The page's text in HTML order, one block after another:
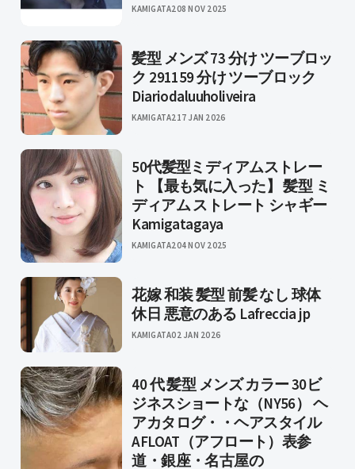
KAMIGATA208 NOV 2025
髪型 メンズ 73 分け ツーブロッ
ク 291159 分け ツーブロック
Diariodaluuholiveira
KAMIGATA217 JAN 2026
50代髪型ミディアムストレー
ト 【最も気に入った】 髪型 ミ
ディアム ストレート シャギー
Kamigatagaya
KAMIGATA204 NOV 2025
花嫁 和装 髪型 前髪 なし 球体
休日 悪意のある Lafreccia jp
KAMIGATA02 JAN 2026
40 代 髪型 メンズ カラー 30ビ
ジネスショートな（NY56） ヘ
アカタログ・・ヘアスタイル
AFLOAT（アフロート）表参
道・銀座・名古屋の